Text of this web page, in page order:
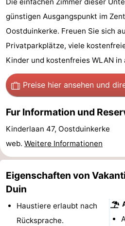
Westende
Nieuwpoort
-
Oostduinkerke
aan
zee
-
Westende
Hotels
Zimmer
Frühstück)
Strand
&
tun
-
Museen
-
Die einfachen Zimmer dieser
günstigen Ausgangspunkt im
Oostduinkerke. Freuen Sie sich
Privatparkplätze, viele
Kinder und kostenfreies WLAN in
Preise hier ansehen und
Fur Information und
Kinderlaan 47, Oostduinkerke
web. Weitere Informationen
Eigenschaften von
Duin
Haustiere erlaubt nach
Rücksprache.